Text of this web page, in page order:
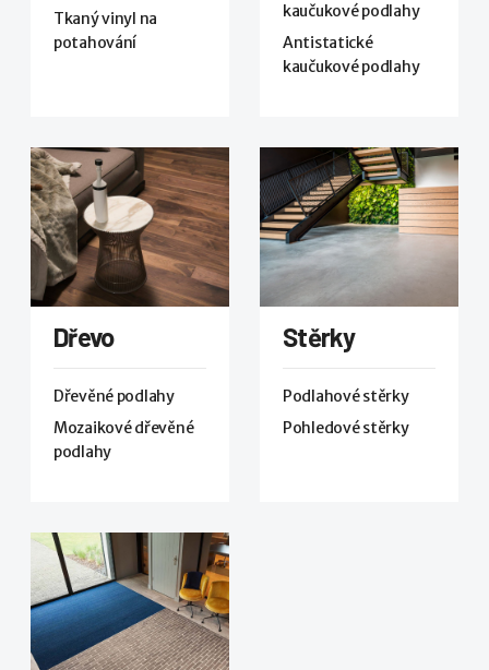
Tkaný vinyl na
potahování
kaučukové podlahy
Antistatické
kaučukové podlahy
Dřevo
Dřevěné podlahy
Mozaikové dřevěné
podlahy
Stěrky
Podlahové stěrky
Pohledové stěrky